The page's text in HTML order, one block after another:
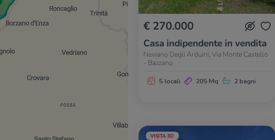
€ 270.000
Casa indipendente in vendita
Neviano Degli Arduini, Via Monte Castello
- Bazzano
5 locali 205 Mq 2 bagni
VISITA 3D